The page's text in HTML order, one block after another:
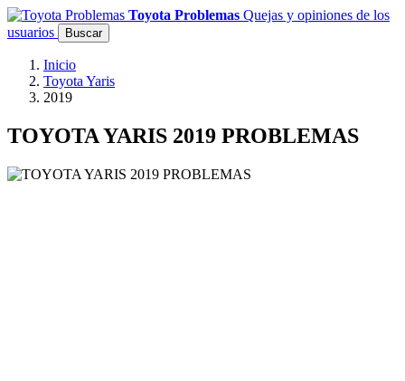
Toyota Problemas Quejas y opiniones de los
usuarios
Buscar
Inicio
Toyota Yaris
2019
TOYOTA YARIS 2019 PROBLEMAS